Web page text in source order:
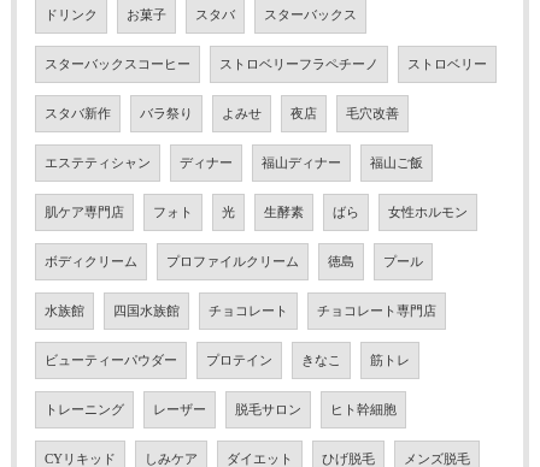
ドリンク お菓子 スタバ スターバックス
スターバックスコーヒー ストロベリーフラペチーノ ストロベリー
スタバ新作 バラ祭り よみせ 夜店 毛穴改善
エステティシャン ディナー 福山ディナー 福山ご飯
肌ケア専門店 フォト 光 生酵素 ばら 女性ホルモン
ボディクリーム プロファイルクリーム 徳島 プール
水族館 四国水族館 チョコレート チョコレート専門店
ビューティーパウダー プロテイン きなこ 筋トレ
トレーニング レーザー 脱毛サロン ヒト幹細胞
CYリキッド しみケア ダイエット ひげ脱毛 メンズ脱毛